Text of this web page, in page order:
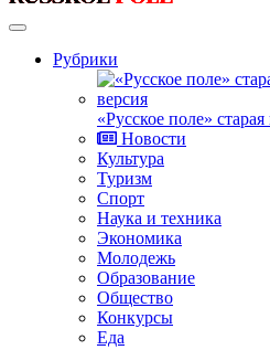
Рубрики
«Русское поле» старая
Новости
Культура
Туризм
Спорт
Наука и техника
Экономика
Молодежь
Образование
Общество
Конкурсы
Еда